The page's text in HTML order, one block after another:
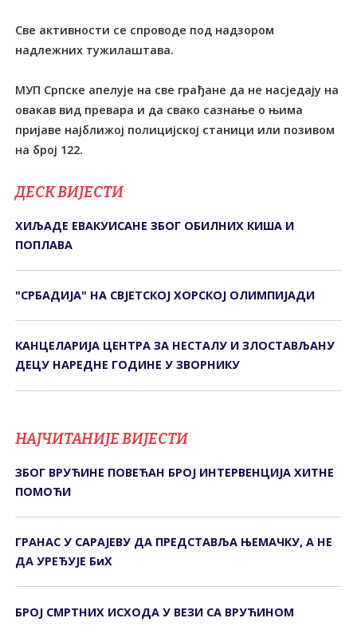
Све активности се спроводе под надзором
надлежних тужилаштава.
МУП Српске апелује на све грађане да не насједају на
овакав вид превара и да свако сазнање о њима
пријаве најближој полицијској станици или позивом
на број 122.
ДЕСК ВИЈЕСТИ
ХИЉАДЕ ЕВАКУИСАНЕ ЗБОГ ОБИЛНИХ КИША И
ПОПЛАВА
"СРБАДИЈА" НА СВЈЕТСКОЈ ХОРСКОЈ ОЛИМПИЈАДИ
КАНЦЕЛАРИЈА ЦЕНТРА ЗА НЕСТАЛУ И ЗЛОСТАВЉАНУ
ДЕЦУ НАРЕДНЕ ГОДИНЕ У ЗВОРНИКУ
НАЈЧИТАНИЈЕ ВИЈЕСТИ
ЗБОГ ВРУЋИНЕ ПОВЕЋАН БРОЈ ИНТЕРВЕНЦИЈА ХИТНЕ
ПОМОЋИ
ГРАНАС У САРАЈЕВУ ДА ПРЕДСТАВЉА ЊЕМАЧКУ, А НЕ
ДА УРЕЂУЈЕ БиХ
БРОЈ СМРТНИХ ИСХОДА У ВЕЗИ СА ВРУЋИНОМ